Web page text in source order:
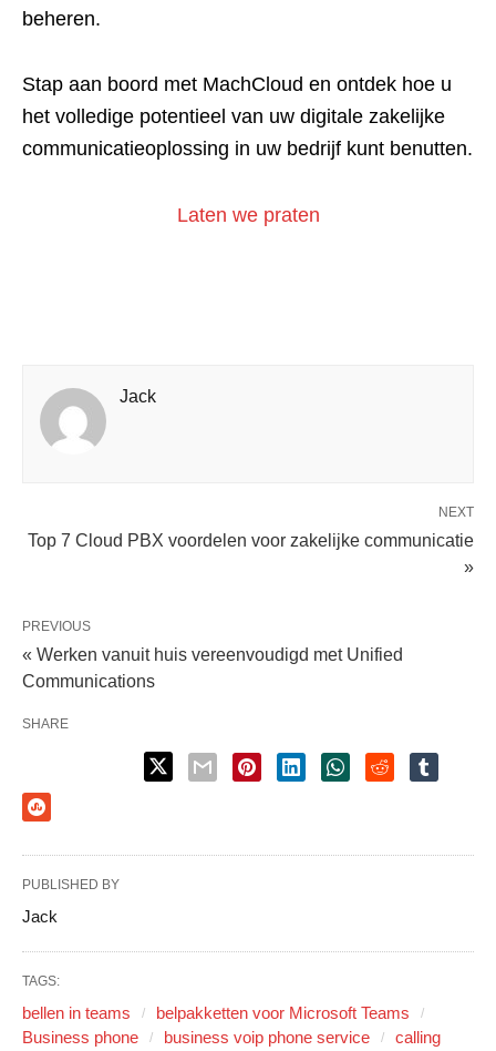
beheren.
Stap aan boord met MachCloud en ontdek hoe u
het volledige potentieel van uw digitale zakelijke
communicatieoplossing in uw bedrijf kunt benutten.
Laten we praten
Jack
NEXT
Top 7 Cloud PBX voordelen voor zakelijke communicatie
»
PREVIOUS
« Werken vanuit huis vereenvoudigd met Unified
Communications
SHARE
PUBLISHED BY
Jack
TAGS:
bellen in teams
belpakketten voor Microsoft Teams
Business phone
business voip phone service
calling